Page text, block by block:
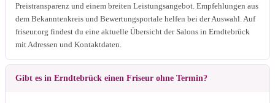
Preistransparenz und einem breiten Leistungsangebot. Empfehlungen aus
dem Bekanntenkreis und Bewertungsportale helfen bei der Auswahl. Auf
friseur.org findest du eine aktuelle Übersicht der Salons in Erndtebrück
mit Adressen und Kontaktdaten.
Gibt es in Erndtebrück einen Friseur ohne Termin?